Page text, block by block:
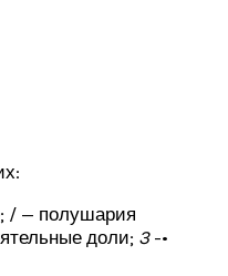
/ — полушария
доли; 3-•